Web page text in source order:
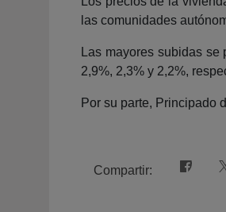
las comunidades
Las mayores subidas se
2,9%, 2,3% y 2,2%,
Por su parte, Principado
Compartir: